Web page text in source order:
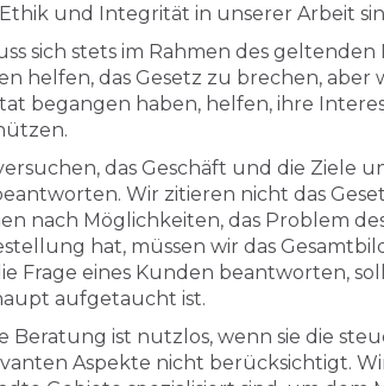
und Integrität in unserer Arbeit
sich stets im Rahmen des
helfen, das Gesetz zu brechen, aber
begangen haben, helfen, ihre
das Geschäft und die Ziele
Wir zitieren nicht das
nach Möglichkeiten, das Problem
hat, müssen wir das
Frage eines Kunden beantworten,
aufgetaucht ist.
Beratung ist nutzlos, wenn sie die
Aspekte nicht berücksichtigt.